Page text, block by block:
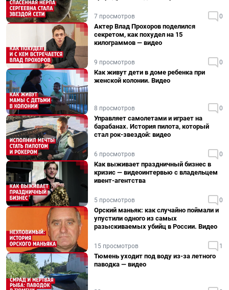
7 просмотров 0
Актер Влад Прохоров поделился
секретом, как похудел на 15
килограммов — видео
9 просмотров 0
Как живут дети в доме ребенка при
женской колонии. Видео
8 просмотров 0
Управляет самолетами и играет на
барабанах. История пилота, который
стал рок-звездой: видео
6 просмотров 0
Как выживает праздничный бизнес в
кризис — видеоинтервью с владельцем
ивент-агентства
5 просмотров 0
Орский маньяк: как случайно поймали и
упустили одного из самых
разыскиваемых убийц в России. Видео
15 просмотров 1
Тюмень уходит под воду из-за летного
паводка — видео